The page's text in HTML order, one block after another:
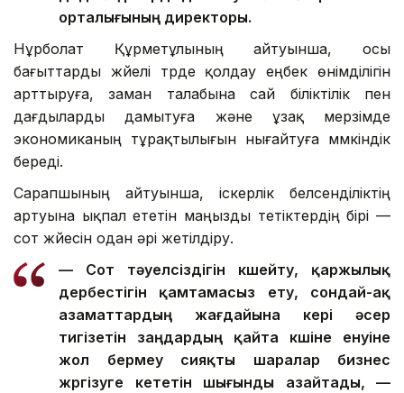
орталығының директоры.
Нұрболат Құрметұлының айтуынша, осы
бағыттарды жүйелі түрде қолдау еңбек өнімділігін
арттыруға, заман талабына сай біліктілік пен
дағдыларды дамытуға және ұзақ мерзімде
экономиканың тұрақтылығын нығайтуға мүмкіндік
береді.
Сарапшының айтуынша, іскерлік белсенділіктің
артуына ықпал ететін маңызды тетіктердің бірі —
сот жүйесін одан әрі жетілдіру.
— Сот тәуелсіздігін күшейту, қаржылық
дербестігін қамтамасыз ету, сондай-ақ
азаматтардың жағдайына кері әсер
тигізетін заңдардың қайта күшіне енуіне
жол бермеу сияқты шаралар бизнес
жүргізуге кететін шығынды азайтады, —